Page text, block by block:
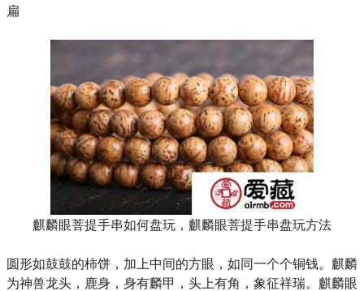
扁
麒麟眼菩提手串如何盘玩，麒麟眼菩提手串盘玩方法
圆形如鼓鼓的柿饼，加上中间的方眼，如同一个个铜钱。麒麟
为神兽龙头，鹿身，身有麟甲，头上有角，象征祥瑞。麒麟眼